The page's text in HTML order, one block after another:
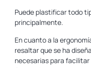
Puede plastificar todo
principalmente.
En cuanto a la
resaltar que se ha
necesarias para